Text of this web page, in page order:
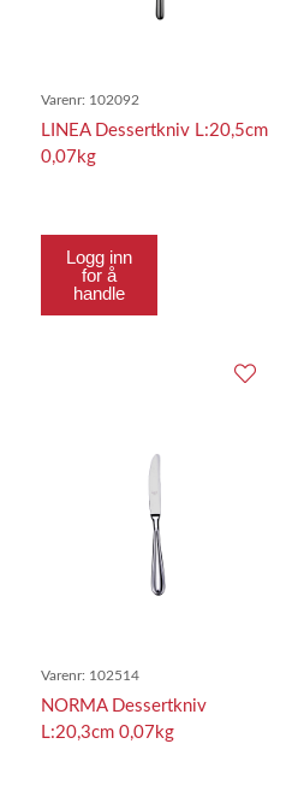
Varenr: 102092
LINEA Dessertkniv L:20,5cm
0,07kg
Logg inn
for å
handle
Varenr: 102514
NORMA Dessertkniv
L:20,3cm 0,07kg